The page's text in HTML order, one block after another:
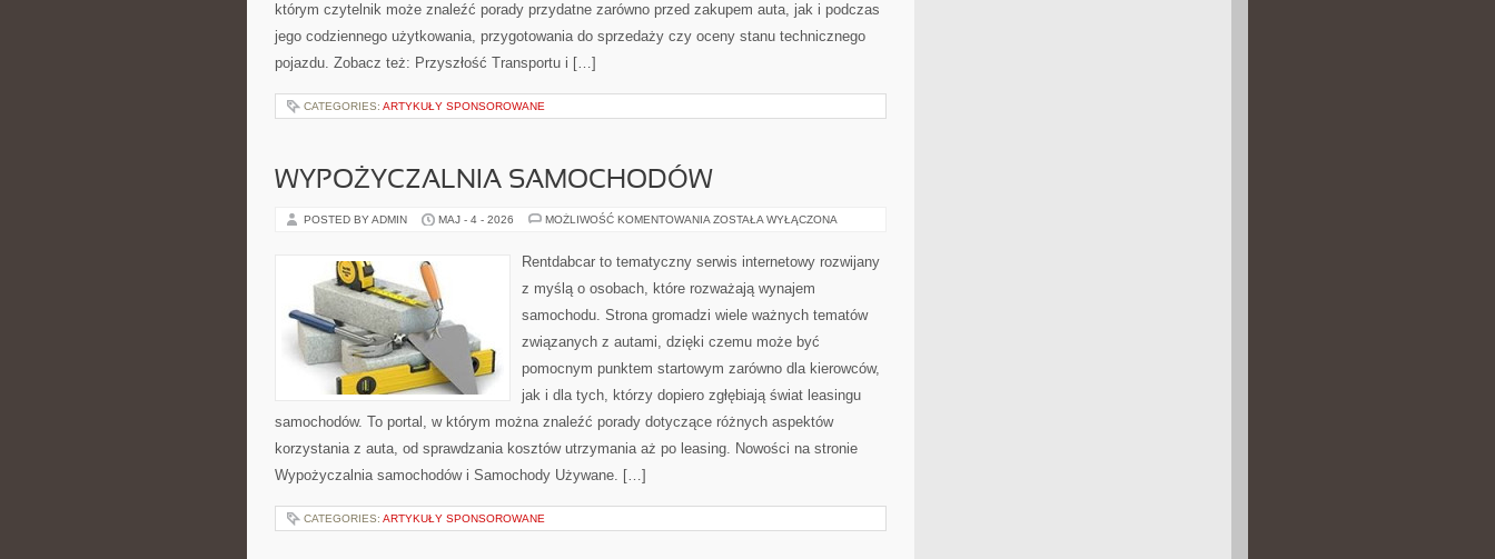
którym czytelnik może znaleźć porady przydatne zarówno przed zakupem auta, jak i podczas
jego codziennego użytkowania, przygotowania do sprzedaży czy oceny stanu technicznego
pojazdu. Zobacz też: Przyszłość Transportu i […]
CATEGORIES: ARTYKUŁY SPONSOROWANE
WYPOŻYCZALNIA SAMOCHODÓW
POSTED BY ADMIN MAJ - 4 - 2026 MOŻLIWOŚĆ KOMENTOWANIA WYPOŻYCZALNIA
ZOSTAŁA WYŁĄCZONA
Rentdabcar to tematyczny serwis internetowy rozwijany
z myślą o osobach, które rozważają wynajem
samochodu. Strona gromadzi wiele ważnych tematów
związanych z autami, dzięki czemu może być
pomocnym punktem startowym zarówno dla kierowców,
jak i dla tych, którzy dopiero zgłębiają świat leasingu
samochodów. To portal, w którym można znaleźć porady dotyczące różnych aspektów
korzystania z auta, od sprawdzania kosztów utrzymania aż po leasing. Nowości na stronie
Wypożyczalnia samochodów i Samochody Używane. […]
CATEGORIES: ARTYKUŁY SPONSOROWANE